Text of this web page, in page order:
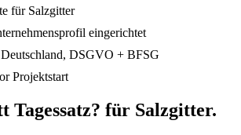
für Salzgitter
eingerichtet
DSGVO + BFSG
Projektstart
Tagessatz? für Salzgitter.